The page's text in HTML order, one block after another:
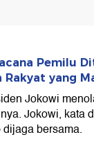
Pemilu
Rakyat yang
Jokowi
Jokowi, kata
bersama.